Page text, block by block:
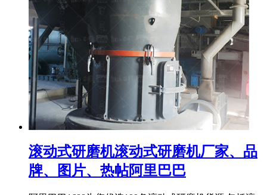
滚动式研磨机滚动式研磨机厂家、品
牌、图片、热帖阿里巴巴